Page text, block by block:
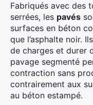
Fabriqués avec des
serrées, les pavés
surfaces en béton
que l’asphalte noir.
de charges et durer
pavage segmenté
contraction sans
contrairement aux
au béton estampé.